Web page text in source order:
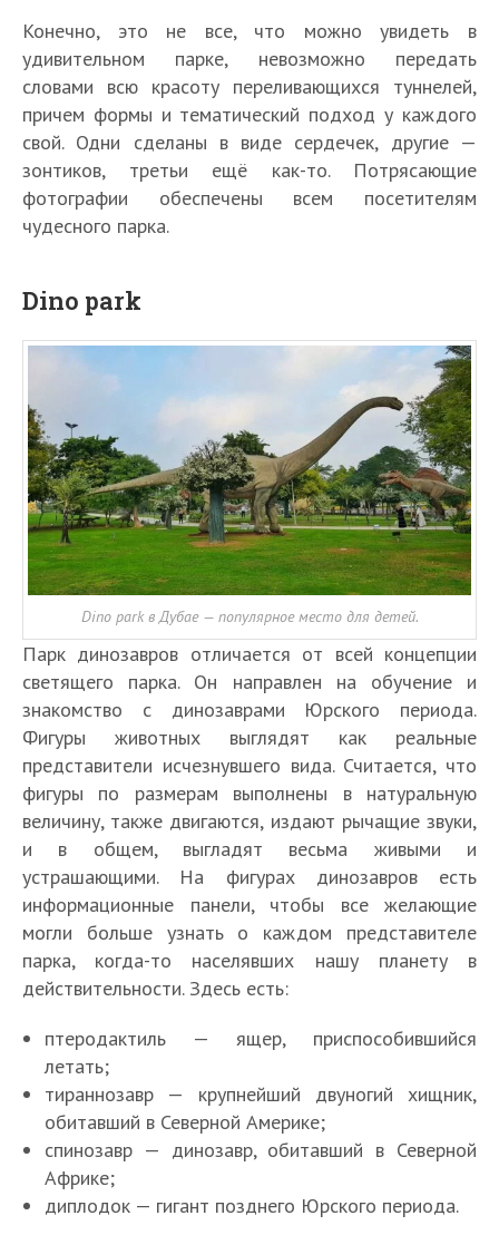
Конечно, это не все, что можно увидеть в
удивительном парке, невозможно передать
словами всю красоту переливающихся туннелей,
причем формы и тематический подход у каждого
свой. Одни сделаны в виде сердечек, другие —
зонтиков, третьи ещё как-то. Потрясающие
фотографии обеспечены всем посетителям
чудесного парка.
Dino park
Dino park в Дубае — популярное место для детей.
Парк динозавров отличается от всей концепции
светящего парка. Он направлен на обучение и
знакомство с динозаврами Юрского периода.
Фигуры животных выглядят как реальные
представители исчезнувшего вида. Считается, что
фигуры по размерам выполнены в натуральную
величину, также двигаются, издают рычащие звуки,
и в общем, выгладят весьма живыми и
устрашающими. На фигурах динозавров есть
информационные панели, чтобы все желающие
могли больше узнать о каждом представителе
парка, когда-то населявших нашу планету в
действительности. Здесь есть:
птеродактиль — ящер, приспособившийся
летать;
тираннозавр — крупнейший двуногий хищник,
обитавший в Северной Америке;
спинозавр — динозавр, обитавший в Северной
Африке;
диплодок — гигант позднего Юрского периода.